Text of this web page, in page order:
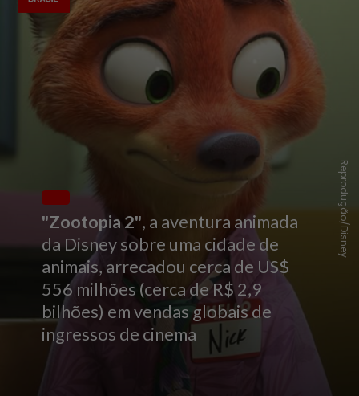
"Zootopia 2", a aventura animada
da Disney sobre uma cidade de
animais, arrecadou cerca de US$
556 milhões (cerca de R$ 2,9
bilhões) em vendas globais de
ingressos de cinema
Reprodução/Disney